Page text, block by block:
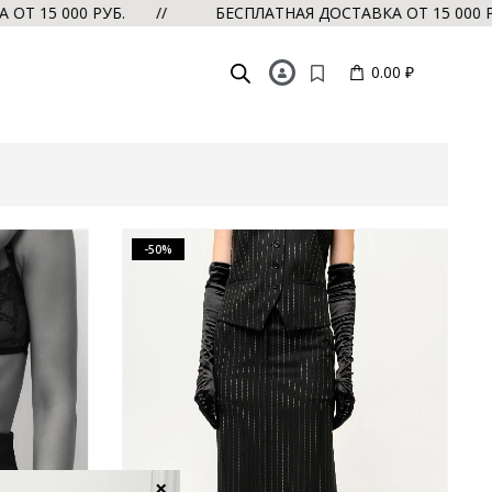
000 РУБ. // БЕСПЛАТНАЯ ДОСТАВКА ОТ 15 000
0.00 ₽
-50%